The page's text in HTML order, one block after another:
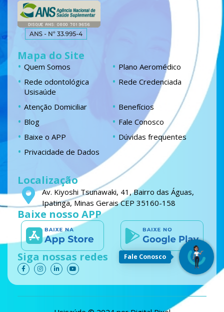
Mapa do Site
Quem Somos
Plano Aeromédico
Rede odontológica
Usisaúde
Rede Credenciada
Atenção Domiciliar
Benefícios
Blog
Fale Conosco
Baixe o APP
Dúvidas frequentes
Privacidade de Dados
Localização
Av. Kiyoshi Tsunawaki, 41, Bairro das Águas,
Ipatinga, Minas Gerais CEP 35160-158
Baixe nosso APP
Siga nossas redes
F
a
c
e
o
I
n
s
t
g
L
i
n
k
d
Y
o
u
t
b
Fale Conosco